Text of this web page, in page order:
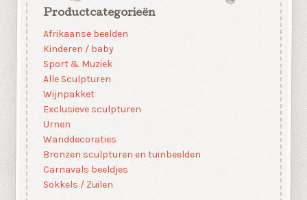
Productcategorieën
Afrikaanse beelden
Kinderen / baby
Sport & Muziek
Alle Sculpturen
Wijnpakket
Exclusieve sculpturen
Urnen
Wanddecoraties
Bronzen sculpturen en tuinbeelden
Carnavals beeldjes
Sokkels / Zuilen